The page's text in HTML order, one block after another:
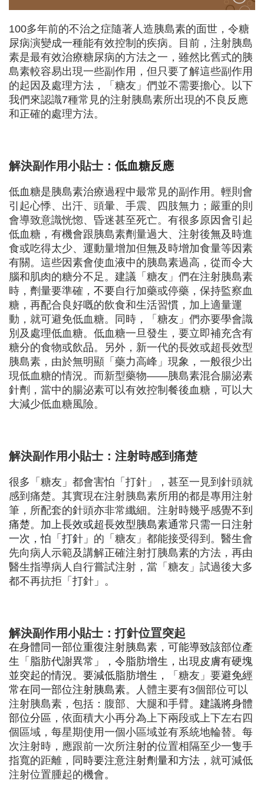
100多年前的不治之症隨著人造胰島素的面世，令糖
尿病演變成一種能有效控制的疾病。目前，注射胰島
素是最有效治療糖尿病的方法之一，雖然比舊式的胰
島素較容易出現一些副作用，但只要了解這些副作用
的起因及處理方法，「糖友」們並不需要擔心。以下
我們來認識7種常見的注射胰島素所出現的不良反應
和正確的處理方法。
解決副作用小貼士：低血糖反應
低血糖是胰島素治療過程中最常見的副作用。輕則會
引起心悸、出汗、頭暈、手震、四肢無力；嚴重的則
會導致意識恍惚、昏迷甚至死亡。有很多原因會引起
低血糖，有機會跟胰島素劑量過大、注射後無及時進
食或吃得太少、運動量增加但無及時增加食量等因素
有關。這些因素會使血液中的胰島素過高，從而令大
腦和肌肉的糖分不足。建議「糖友」們在注射胰島素
時，劑量要準確， 不要自行加藥或停藥，保持監察血
糖，再配合良好嘅的飲食和生活習慣，加上適量運
動，就可避免低血糖。同時，「糖友」們亦要學會識
別及處理低血糖。低血糖一旦發生，要立即補充含有
糖分的食物或飲品。另外，新一代的長效或超長效型
胰島素，由於無明顯「藥力高峰」現象，一般很少出
現低血糖的情況。而新型藥物——胰島素混合腸泌素
針劑，當中的腸泌素可以有效控制餐後血糖，可以大
大減少低血糖風險。
解決副作用小貼士： 注射時感到痛楚
很多「糖友」都會害怕「打針」，甚至一見到針頭就
感到痛楚。其實現在注射胰島素所用的都是專用注射
筆，所配套的針頭亦非常纖細。注射時幾乎感覺不到
痛楚。 加上長效或超長效型胰島素通常只需一日注射
一次，怕「打針」 的「糖友」都能接受得到。醫生會
先向病人示範及講解正確注射打胰島素的方法，再由
醫生指導病人自行嘗試注射，當「糖友」試過後大多
都不再抗拒「打針」。
解決副作用小貼士： 打針位罝突起
在身體同一部位重復注射胰島素，可能導致該部位產
生「脂肪代謝異常」，令脂肪增生，出現皮膚有硬塊
並突起的情況。要減低脂肪增生， 「糖友」要避免經
常在同一部位注射胰島素。
人體主要有3個部位可以
注射胰島素，包括：腹部、大腿和手臂。 建議將身體
部位分區， 依面積大小再分為上下兩段或上下左右四
個區域，每星期使用一個小區域並有系統地輪替。每
次注射時，應跟前一次所注射的位置相隔至少一隻手
指寬的距離 ，同時要注意注射劑量和方法， 就可減低
注射位置腫起的機會。